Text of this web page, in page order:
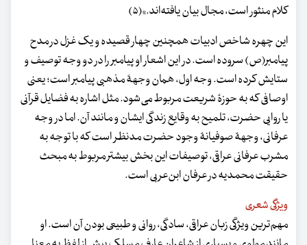
کلام منثور است، مجال بیان یافته‌اند.»(۵)
این چهره شاخص ادبیات همچنین چهار قصیده و یک غزل در مدح
پیامبر(ص) سروده است. در این اشعار او پیامبر را در دو وجه توصیف و
ستایش کرده است. وجه اول، همان وجهۀ مذهبی پیامبر است؛ یعنی
اوصافی که به حوزۀ شریعت مربوط می‌شود. مثل اشاره به فضایل قرآنی
یا روایی حضرت، تلمیح به وقایع زندگی ایشان و مانند آن. اما در وجه
عرفانی، وجهۀ صوفیانۀ وجود حضرت مدنظر است که با توجه به
مشرب عرفانی عراقی، توصیفات این بخش بیشتر مربوط به مبحث
حقیقت محمدیه در عرفان ابن‌عربی است.
ویژگی شعری
مهم‌ترین ویژگی زبان عراقی، سادگی، ‌روانی و طبیعی بودن آن است. او